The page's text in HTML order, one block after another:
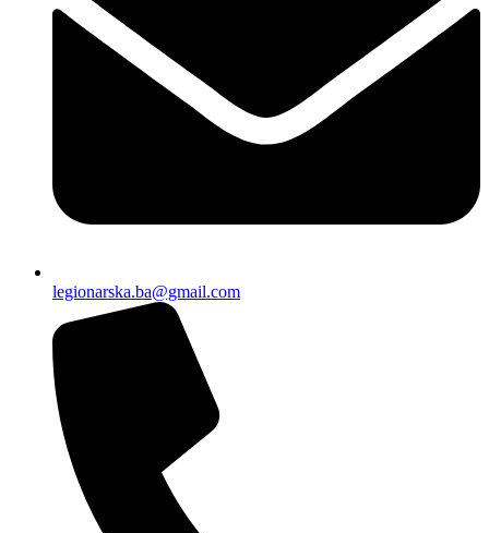
legionarska.ba@gmail.com